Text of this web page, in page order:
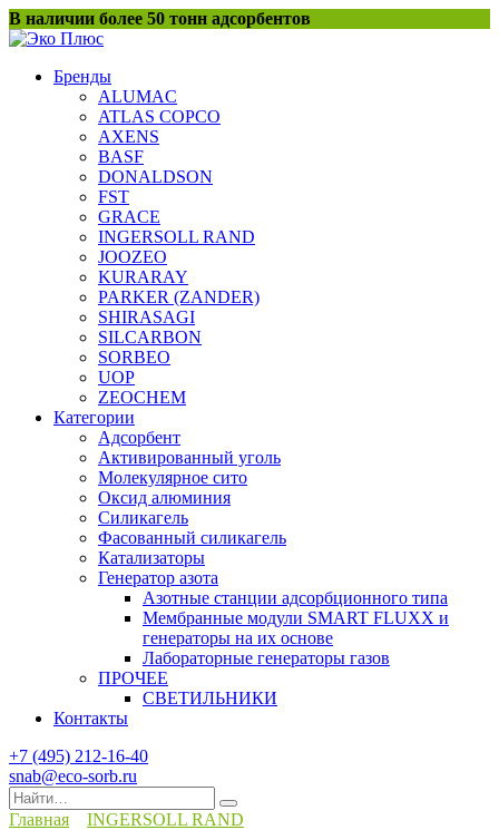
Перейти
к
В наличии более 50 тонн адсорбентов
Бренды
ALUMAC
ATLAS COPCO
AXENS
BASF
DONALDSON
FST
GRACE
INGERSOLL RAND
JOOZEO
KURARAY
PARKER (ZANDER)
SHIRASAGI
SILCARBON
SORBEO
UOP
ZEOCHEM
Категории
Адсорбент
Активированный уголь
Молекулярное сито
Оксид алюминия
Силикагель
Фасованный силикагель
Катализаторы
Генератор азота
Азотные станции адсорбционного типа
Мембранные модули SMART FLUXX и
генераторы на их основе
Лабораторные генераторы газов
ПРОЧЕЕ
СВЕТИЛЬНИКИ
Контакты
+7 (495) 212-16-40
snab@eco-sorb.ru
Search
for:
Главная INGERSOLL RAND